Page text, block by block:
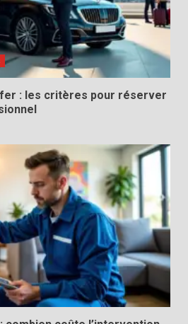
: les critères pour réserver